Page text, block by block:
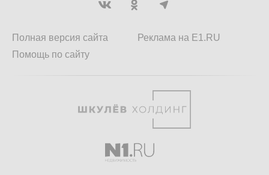
Полная версия сайта
Помощь по сайту
Реклама на E1.RU